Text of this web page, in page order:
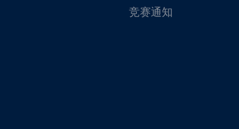
竞赛通知